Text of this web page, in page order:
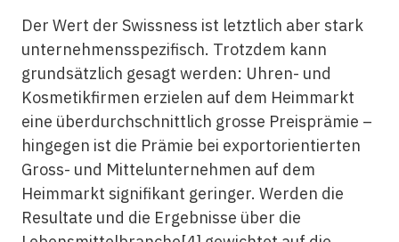
Der Wert der Swissness ist letztlich aber stark
unternehmensspezifisch. Trotzdem kann
grundsätzlich gesagt werden: Uhren- und
Kosmetikfirmen erzielen auf dem Heimmarkt
eine überdurchschnittlich grosse Preisprämie –
hingegen ist die Prämie bei exportorientierten
Gross- und Mittelunternehmen auf dem
Heimmarkt signifikant geringer. Werden die
Resultate und die Ergebnisse über die